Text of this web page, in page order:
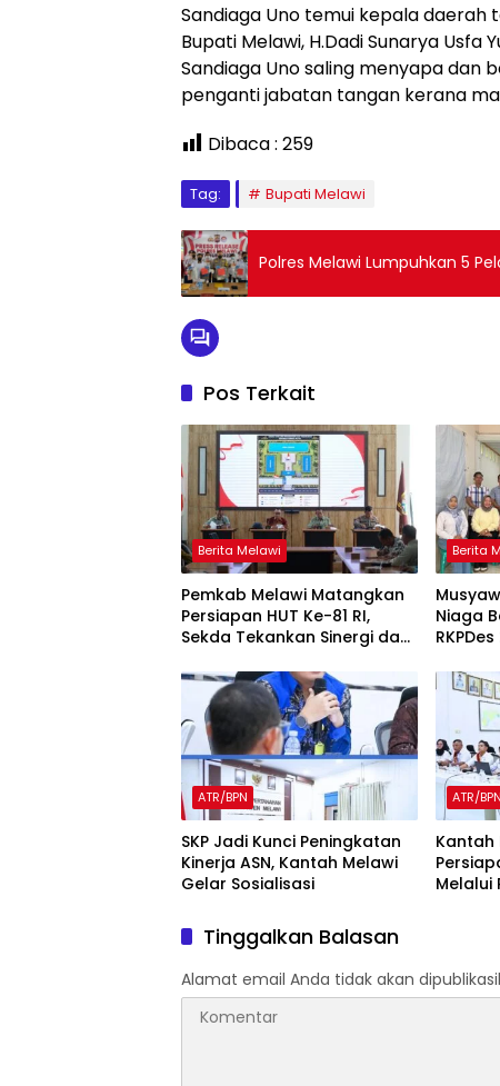
Sandiaga Uno temui kepala
Bupati Melawi, H.Dadi Sunarya
Sandiaga Uno saling menyapa dan
penganti jabatan tangan kerana
Dibaca : 259
Tag: Bupati Melawi
Polres Melawi Lumpuhkan 5
Pos Terkait
Berita Melawi
Pemkab Melawi Matangkan
Persiapan HUT Ke-81 RI,
Sekda Tekankan Sinergi dan
Berita
Niaga
ATR/BPN
SKP Jadi Kunci Peningkatan
Kinerja ASN, Kantah Melawi
Gelar Sosialisasi
ATR/BPN
Kantah
Melalui
Tinggalkan Balasan
Alamat email Anda tidak akan